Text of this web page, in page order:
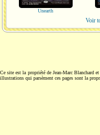
Unearth
Voir
Ce site est la propriété de Jean-Marc Blanchard
illustrations qui parsèment ces pages sont la